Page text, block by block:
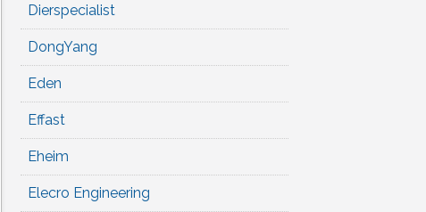
Dierspecialist
DongYang
Eden
Effast
Eheim
Elecro Engineering